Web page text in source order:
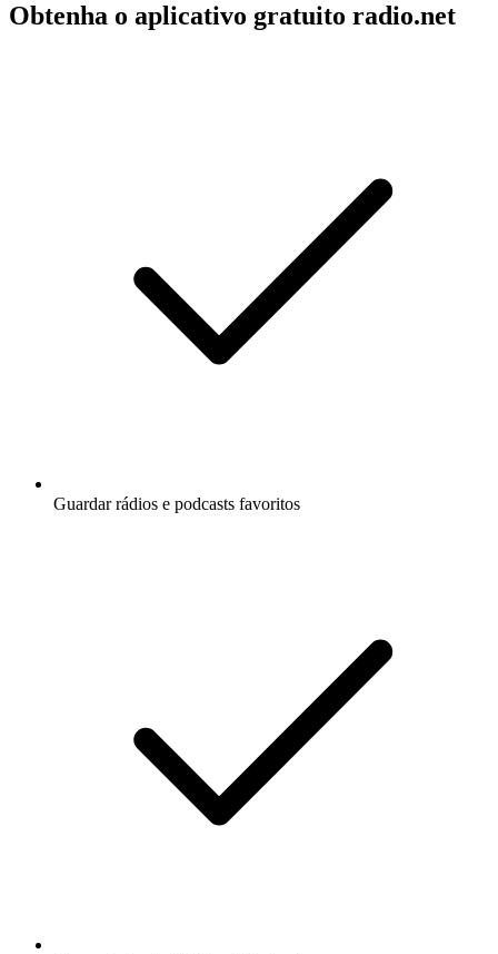
Obtenha o aplicativo gratuito radio.net
Guardar rádios e podcasts favoritos